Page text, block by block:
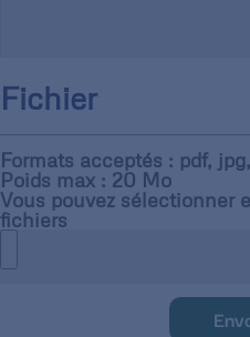
Fichier
Formats acceptés : pdf,
Poids max : 20 Mo
Vous pouvez sélectionner
fichiers